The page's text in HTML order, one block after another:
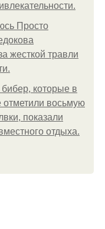
Просто
жесткой травли
которые в
восьмую
показали
отдыха.